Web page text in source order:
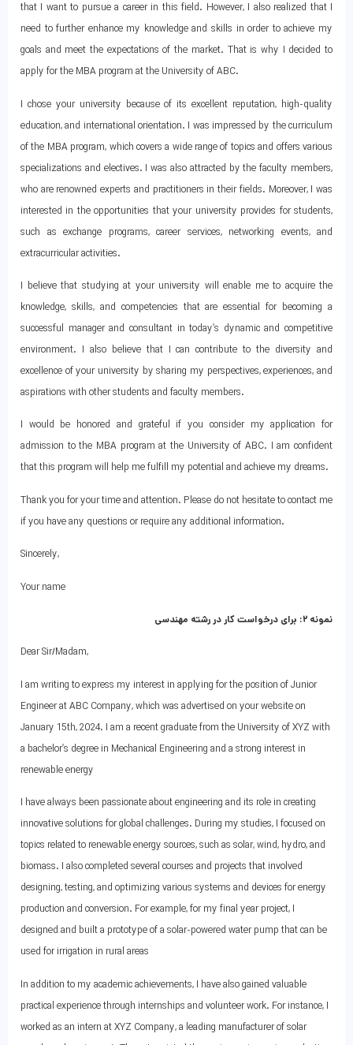
that I want to pursue a career in this field. However, I also realized that I
need to further enhance my knowledge and skills in order to achieve my
goals and meet the expectations of the market. That is why I decided to
apply for the MBA program at the University of ABC.
I chose your university because of its excellent reputation, high-quality
education, and international orientation. I was impressed by the curriculum
of the MBA program, which covers a wide range of topics and offers various
specializations and electives. I was also attracted by the faculty members,
who are renowned experts and practitioners in their fields. Moreover, I was
interested in the opportunities that your university provides for students,
such as exchange programs, career services, networking events, and
extracurricular activities.
I believe that studying at your university will enable me to acquire the
knowledge, skills, and competencies that are essential for becoming a
successful manager and consultant in today’s dynamic and competitive
environment. I also believe that I can contribute to the diversity and
excellence of your university by sharing my perspectives, experiences, and
aspirations with other students and faculty members.
I would be honored and grateful if you consider my application for
admission to the MBA program at the University of ABC. I am confident
that this program will help me fulfill my potential and achieve my dreams.
Thank you for your time and attention. Please do not hesitate to contact me
if you have any questions or require any additional information.
Sincerely,
Your name
نمونه ۲: برای درخواست کار در رشته مهندسی
Dear Sir/Madam,
I am writing to express my interest in applying for the position of Junior
Engineer at ABC Company, which was advertised on your website on
January 15th, 2024. I am a recent graduate from the University of XYZ with
a bachelor’s degree in Mechanical Engineering and a strong interest in
renewable energy
I have always been passionate about engineering and its role in creating
innovative solutions for global challenges. During my studies, I focused on
topics related to renewable energy sources, such as solar, wind, hydro, and
biomass. I also completed several courses and projects that involved
designing, testing, and optimizing various systems and devices for energy
production and conversion. For example, for my final year project, I
designed and built a prototype of a solar-powered water pump that can be
used for irrigation in rural areas
In addition to my academic achievements, I have also gained valuable
practical experience through internships and volunteer work. For instance, I
worked as an intern at XYZ Company, a leading manufacturer of solar